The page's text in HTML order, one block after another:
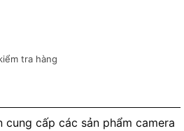
tra hàng
cung cấp các sản phẩm camera